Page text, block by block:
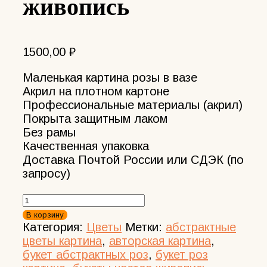
1500,00 ₽
Маленькая картина розы в вазе
Акрил на плотном картоне
Профессиональные материалы (акрил)
Покрыта защитным лаком
Без рамы
Качественная упаковка
Доставка Почтой России или СДЭК (по
запросу)
Количество
товара
Кремовые
розы
Маленькая
В корзину
Категория: Цветы Метки: абстрактные
цветы картина, авторская картина,
букет абстрактных роз, букет роз